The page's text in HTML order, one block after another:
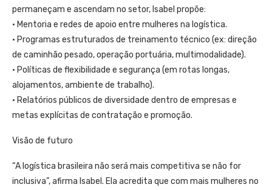
permaneçam e ascendam no setor, Isabel propõe:
• Mentoria e redes de apoio entre mulheres na logística.
• Programas estruturados de treinamento técnico (ex: direção
de caminhão pesado, operação portuária, multimodalidade).
• Políticas de flexibilidade e segurança (em rotas longas,
alojamentos, ambiente de trabalho).
• Relatórios públicos de diversidade dentro de empresas e
metas explícitas de contratação e promoção.
Visão de futuro
“A logística brasileira não será mais competitiva se não for
inclusiva”, afirma Isabel. Ela acredita que com mais mulheres no